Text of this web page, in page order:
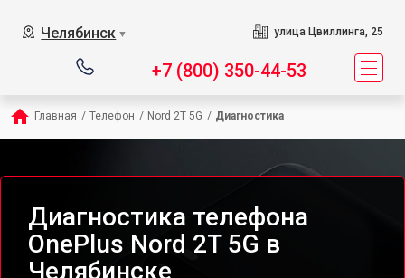
Челябинск ▼ улица Цвиллинга, 25
+7 (800) 350-44-53
Главная / Телефон / Nord 2T 5G / Диагностика
Диагностика телефона
OnePlus Nord 2T 5G в
Челябинске